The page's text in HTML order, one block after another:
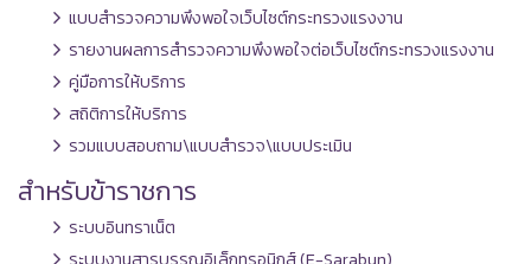
แบบสำรวจความพึงพอใจเว็บไซต์กระทรวงแรงงาน
รายงานผลการสำรวจความพึงพอใจต่อเว็บไซต์กระทรวงแรงงาน
คู่มือการให้บริการ
สถิติการให้บริการ
รวมแบบสอบถาม\แบบสำรวจ\แบบประเมิน
สำหรับข้าราชการ
ระบบอินทราเน็ต